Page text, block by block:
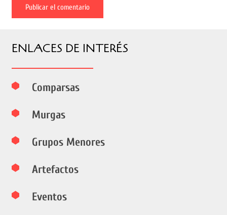
Publicar el comentario
ENLACES DE INTERÉS
Comparsas
Murgas
Grupos Menores
Artefactos
Eventos